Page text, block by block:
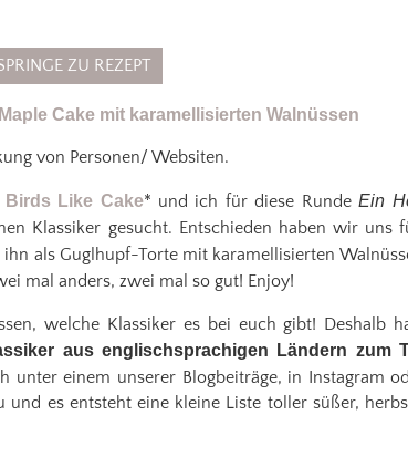
ZU REZEPT
von Personen/ Websiten.
Birds Like Cake* und ich für diese RundeEin
Klassiker gesucht. Entschieden haben wir uns
ihn als Guglhupf-Torte mit karamellisierten
mal anders, zwei mal so gut! Enjoy!
welche Klassiker es bei euch gibt! Deshalb
aus englischsprachigen Ländern zum
unter einem unserer Blogbeiträge, in Instagram
und es entsteht eine kleine Liste toller süßer,